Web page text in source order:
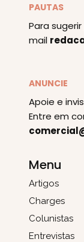
PAUTAS
Para
mail
ANUNCIE
Apoie e
Entre em
Menu
Artigos
Charges
Colunistas
Entrevistas